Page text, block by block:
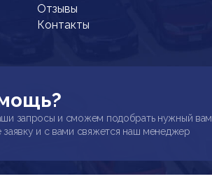
Отзывы
Контакты
запросы и сможем подобрать нужный вам
заявку и с вами свяжется наш менеджер